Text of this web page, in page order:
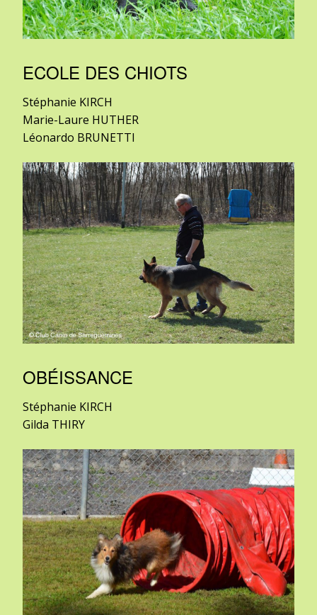
ECOLE DES CHIOTS
Stéphanie KIRCH
Marie-Laure HUTHER
Léonardo BRUNETTI
OBÉISSANCE
Stéphanie KIRCH
Gilda THIRY